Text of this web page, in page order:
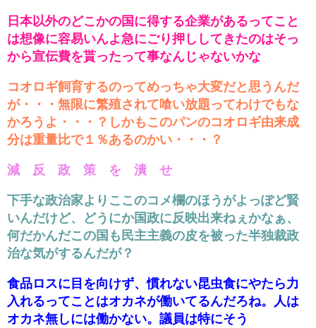
日本以外のどこかの国に得する企業があるってこと
は想像に容易いんよ急にごり押ししてきたのはそっ
から宣伝費を貰ったって事なんじゃないかな
コオロギ飼育するのってめっちゃ大変だと思うんだ
が・・・無限に繁殖されて喰い放題ってわけでもな
かろうよ・・・？しかもこのパンのコオロギ由来成
分は重量比で１％あるのかい・・・？
減 反 政 策 を 潰 せ
下手な政治家よりここのコメ欄のほうがよっぽど賢
いんだけど、どうにか国政に反映出来ねぇかなぁ、
何だかんだこの国も民主主義の皮を被った半独裁政
治な気がするんだが？
食品ロスに目を向けず、慣れない昆虫食にやたら力
入れるってことはオカネが働いてるんだろね。人は
オカネ無しには働かない。議員は特にそう